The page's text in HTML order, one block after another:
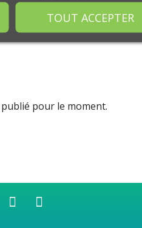
pour le moment.
TOUT ACCEPTER